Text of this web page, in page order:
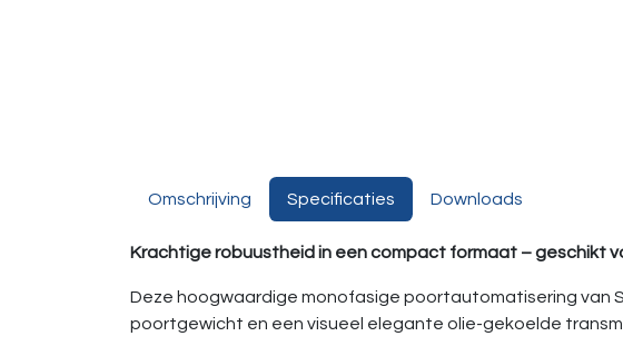
Omschrijving Specificaties Downloads
Krachtige robuustheid in een compact formaat – geschikt
Deze hoogwaardige mono­fasige poortautomatisering van
poortgewicht en een visueel elegante olie-gekoelde